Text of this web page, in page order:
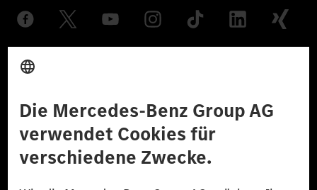
© 2026 Mercedes-Benz Group AG. Alle Rechte vorbehalten.